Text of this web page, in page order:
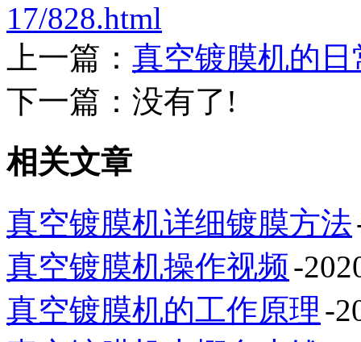
17/828.html
上一篇： 真空镀膜机的
下一篇：没有了!
相关文章
真空镀膜机详细镀膜方法
真空镀膜机操作视频-
真空镀膜机的工作原理 -